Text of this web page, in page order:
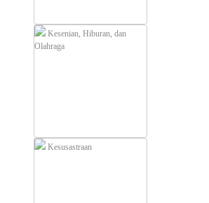
Kesenian, Hiburan, dan
Olahraga
Kesusastraan